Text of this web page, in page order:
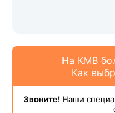
На КМВ
Как
Звоните!Наши